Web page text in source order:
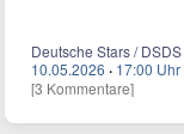
Deutsche Stars /
10.05.2026 · 17:00 Uhr
[3 Kommentare]